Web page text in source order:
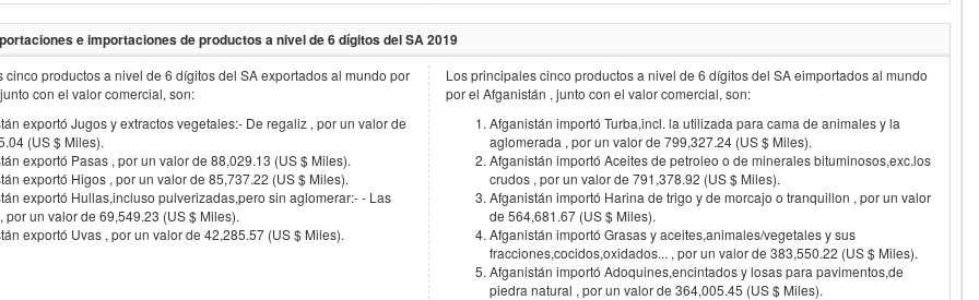
e importaciones de productos a nivel de 6 dígitos del SA2019
cinco productos a nivel de 6 dígitos del SA exportados al mundo por
con el valor comercial, son:
exportó Jugos y extractos vegetales:- De regaliz , por un valor de
(US $ Miles).
exportó Pasas , por un valor de 88,029.13 (US $ Miles).
exportó Higos , por un valor de 85,737.22 (US $ Miles).
exportó Hullas,incluso pulverizadas,pero sin aglomerar:- - Las
por un valor de 69,549.23 (US $ Miles).
exportó Uvas , por un valor de 42,285.57 (US $ Miles).
Los principales cinco productos a nivel de 6 dígitos del SA eimportados al mundo
por el Afganistán , junto con el valor comercial, son:
Afganistán importó Turba,incl. la utilizada para cama de animales y la
aglomerada , por un valor de 799,327.24 (US $ Miles).
Afganistán importó Aceites de petroleo o de minerales bituminosos,exc.los
crudos , por un valor de 791,378.92 (US $ Miles).
Afganistán importó Harina de trigo y de morcajo o tranquillon , por un valor
de 564,681.67 (US $ Miles).
Afganistán importó Grasas y aceites,animales/vegetales y sus
fracciones,cocidos,oxidados... , por un valor de 383,550.22 (US $ Miles).
Afganistán importó Adoquines,encintados y losas para pavimentos,de
piedra natural , por un valor de 364,005.45 (US $ Miles).